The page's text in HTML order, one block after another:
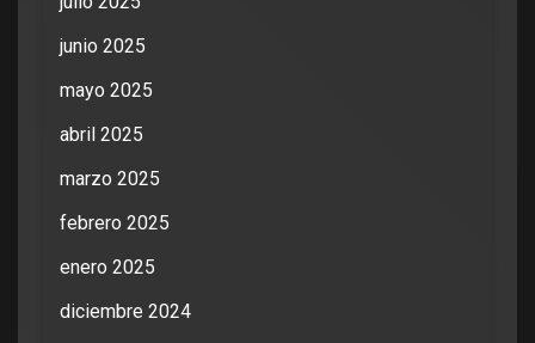
junio 2025
mayo 2025
abril 2025
marzo 2025
febrero 2025
enero 2025
diciembre 2024